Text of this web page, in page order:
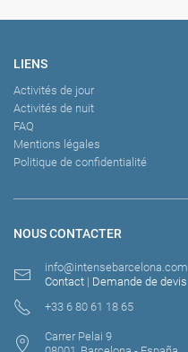
NOUS CONTACTER
info@intensebarcelona.com
Contact | Demande de devis
+33 6 80 61 18 65
Carrer Pelai 9
LIENS
Activités de jour
Activités de nuit
FAQ
Mentions légales
Politique de confidentialité